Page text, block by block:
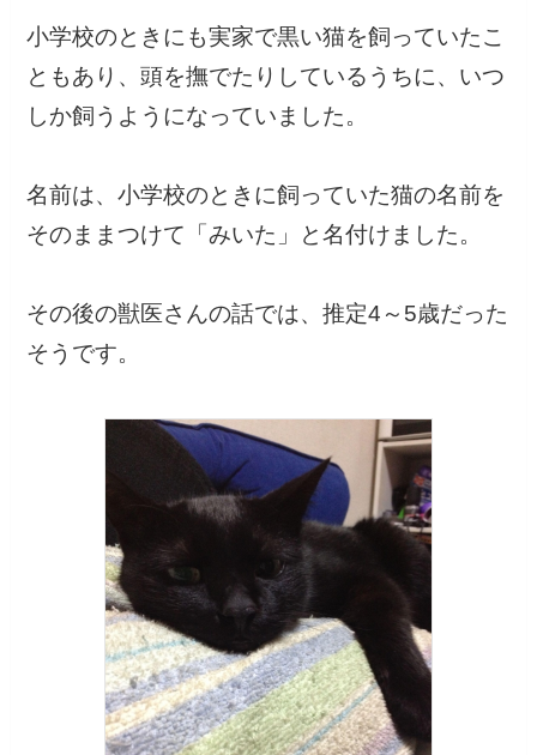
小学校のときにも実家で黒い猫を飼っていたこ
ともあり、頭を撫でたりしているうちに、いつ
しか飼うようになっていました。
名前は、小学校のときに飼っていた猫の名前を
そのままつけて「みいた」と名付けました。
その後の獣医さんの話では、推定4～5歳だった
そうです。